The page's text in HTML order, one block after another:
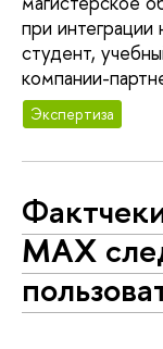
при интеграции
студент,
компании-
Экспертиза
МАХ